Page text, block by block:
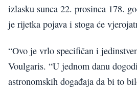
izlasku sunca 22. prosinca 178.
je rijetka pojava i stoga će
“Ovo je vrlo specifičan i
Voulgaris. “U jednom danu
astronomskih događaja da bi to